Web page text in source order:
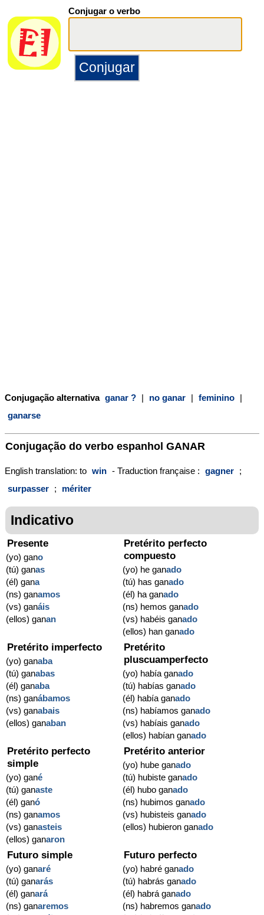
Conjugar o verbo
Conjugação alternativa ganar ? | no ganar | feminino |
ganarse
Conjugação do verbo espanhol GANAR
English translation: to win - Traduction française : gagner ;
surpasser ; mériter
Indicativo
Presente
(yo) gano
(tú) ganas
(él) gana
(ns) ganamos
(vs) ganáis
(ellos) ganan
Pretérito perfecto
compuesto
(yo) he ganado
(tú) has ganado
(él) ha ganado
(ns) hemos ganado
(vs) habéis ganado
(ellos) han ganado
Pretérito imperfecto
(yo) ganaba
(tú) ganabas
(él) ganaba
(ns) ganábamos
(vs) ganabais
(ellos) ganaban
Pretérito
pluscuamperfecto
(yo) había ganado
(tú) habías ganado
(él) había ganado
(ns) habíamos ganado
(vs) habíais ganado
(ellos) habían ganado
Pretérito perfecto
simple
(yo) gané
(tú) ganaste
(él) ganó
(ns) ganamos
(vs) ganasteis
(ellos) ganaron
Pretérito anterior
(yo) hube ganado
(tú) hubiste ganado
(él) hubo ganado
(ns) hubimos ganado
(vs) hubisteis ganado
(ellos) hubieron ganado
Futuro simple
(yo) ganaré
(tú) ganarás
(él) ganará
(ns) ganaremos
Futuro perfecto
(yo) habré ganado
(tú) habrás ganado
(él) habrá ganado
(ns) habremos ganado